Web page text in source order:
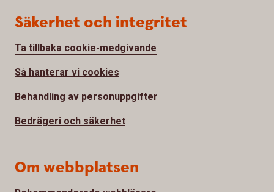
Säkerhet och integritet
Ta tillbaka cookie-medgivande
Så hanterar vi cookies
Behandling av personuppgifter
Bedrägeri och säkerhet
Om webbplatsen